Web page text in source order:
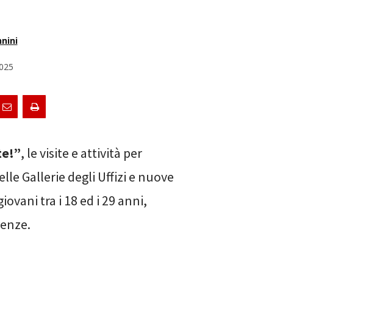
, le visite e attività per
Gallerie degli Uffizi e nuove
tra i 18 ed i 29 anni,